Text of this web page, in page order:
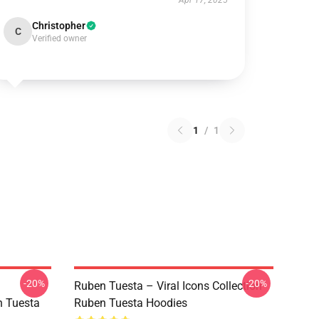
C Christopher
Verified owner
1 / 1
Tuesta
-20%
Ruben Tuesta – Viral Icons Collection
Ruben Tuesta Hoodies
-20%